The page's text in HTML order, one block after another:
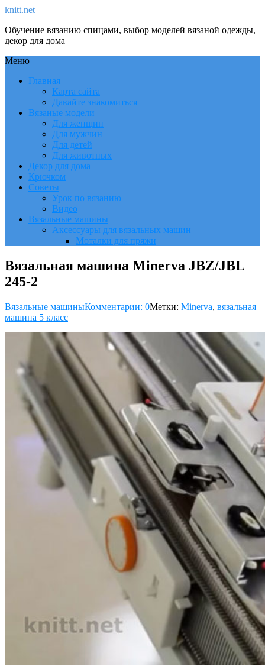
knitt.net
Обучение вязанию спицами, выбор моделей вязаной одежды,
декор для дома
Меню
Главная
Карта сайта
Давайте знакомиться
Вязаные модели
Для женщин
Для мужчин
Для детей
Для животных
Декор для дома
Крючком
Советы
Урок по вязанию
Видео
Вязальные машины
Аксессуары для вязальных машин
Моталки для пряжи
Вязальная машина Minerva JBZ/JBL
245-2
Вязальные машиныКомментарии: 0Метки: Minerva, вязальная
машина 5 класс